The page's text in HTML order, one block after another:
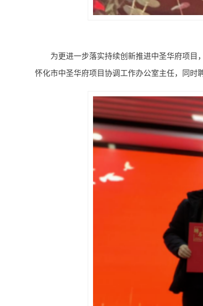
为更进一步落实持续创新推进中圣华府项
怀化市中圣华府项目协调工作办公室主任，同时